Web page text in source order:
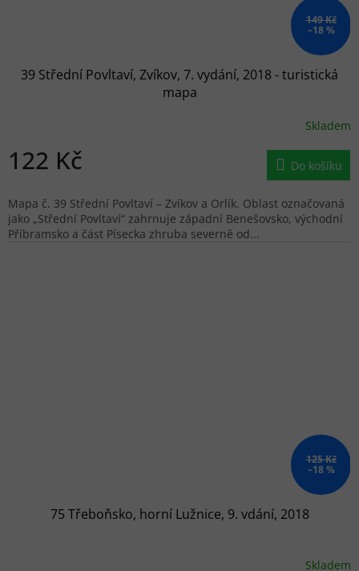
149 Kč
–18 %
39 Střední Povltaví, Zvíkov, 7. vydání, 2018 - turistická
mapa
Skladem
122 Kč Do košíku
Mapa č. 39 Střední Povltaví – Zvíkov a Orlík. Oblast označovaná
jako „Střední Povltaví“ zahrnuje západní Benešovsko, východní
Příbramsko a část Písecka zhruba severně od...
125 Kč
–18 %
75 Třeboňsko, horní Lužnice, 9. vdání, 2018
Skladem